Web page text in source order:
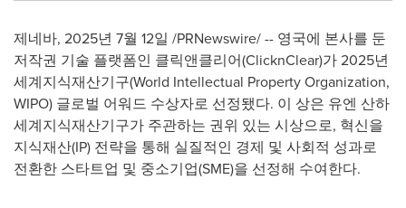
제네바, 2025년 7월 12일 /PRNewswire/ -- 영국에 본사를 둔
저작권 기술 플랫폼인 클릭앤클리어(ClicknClear)가 2025년
세계지식재산기구(World Intellectual Property Organization,
WIPO) 글로벌 어워드 수상자로 선정됐다. 이 상은 유엔 산하
세계지식재산기구가 주관하는 권위 있는 시상으로, 혁신을
지식재산(IP) 전략을 통해 실질적인 경제 및 사회적 성과로
전환한 스타트업 및 중소기업(SME)을 선정해 수여한다.